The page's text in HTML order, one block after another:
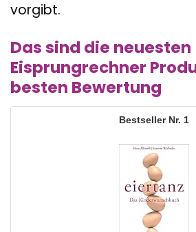
vorgibt.
Das sind die neuesten
Eisprungrechner
besten Bewertung
1